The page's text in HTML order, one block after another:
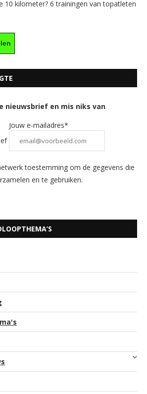
10 kilometer? 6 trainingen van topatleten
nieuwsbrief en mis niks van
Jouw e-mailadres*
toestemming om de gegevens die
en te gebruiken.